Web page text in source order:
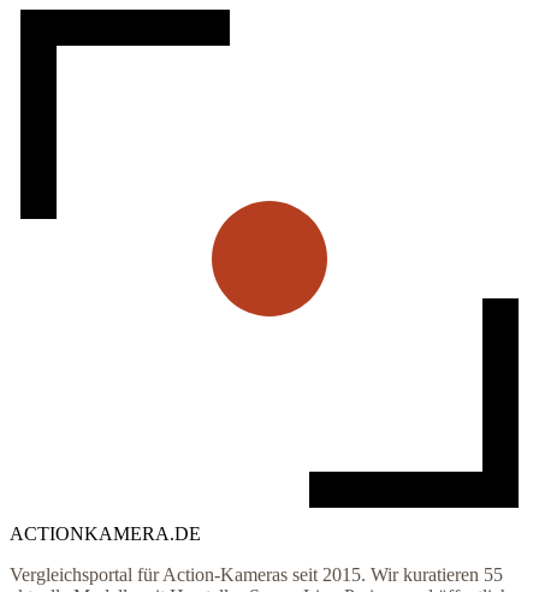
ACTIONKAMERA.DE
Vergleichsportal für Action-Kameras seit 2015. Wir kuratieren 55